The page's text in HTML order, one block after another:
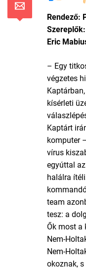
Rendező:
Eric
– Egy
végzetes
kísérleti
Kaptárt
komputer
vírus
egyúttal
halálra
team
tesz: a
Ők most a
Nem-
Nem-
okoznak,